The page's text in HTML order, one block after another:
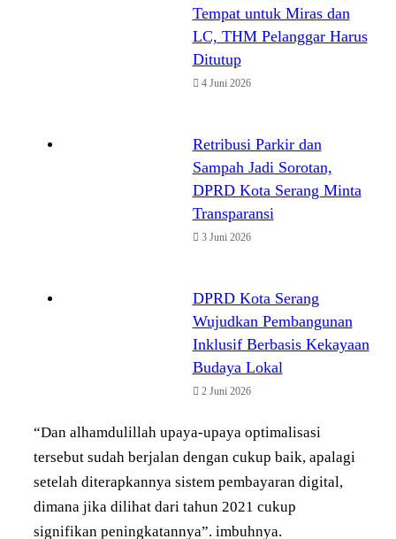
Tempat untuk Miras dan
LC, THM Pelanggar Harus
Ditutup
4 Juni 2026
Retribusi Parkir dan
Sampah Jadi Sorotan,
DPRD Kota Serang Minta
Transparansi
3 Juni 2026
DPRD Kota Serang
Wujudkan Pembangunan
Inklusif Berbasis Kekayaan
Budaya Lokal
2 Juni 2026
“Dan alhamdulillah upaya-upaya optimalisasi
tersebut sudah berjalan dengan cukup baik, apalagi
setelah diterapkannya sistem pembayaran digital,
dimana jika dilihat dari tahun 2021 cukup
signifikan peningkatannya”. imbuhnya.